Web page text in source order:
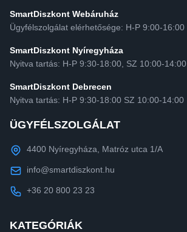
SmartDiszkont Webáruház
Ügyfélszolgálat elérhetősége: H-P 9:00-16:00
SmartDiszkont Nyíregyháza
Nyitva tartás: H-P 9:30-18:00, SZ 10:00-14:00
SmartDiszkont Debrecen
Nyitva tartás: H-P 9:30-18:00 SZ 10:00-14:00
ÜGYFÉLSZOLGÁLAT
4400 Nyíregyháza, Matróz utca 1/A
info@smartdiszkont.hu
+36 20 800 23 23
KATEGÓRIÁK